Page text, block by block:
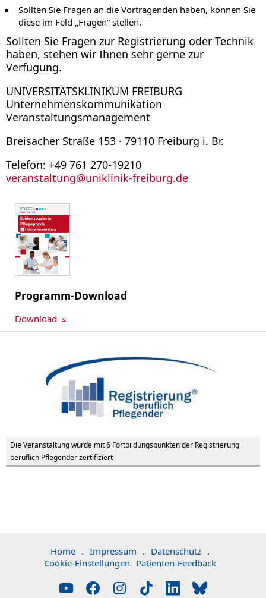
Sollten Sie Fragen an die Vortragenden haben, können Sie
diese im Feld „Fragen“ stellen.
Sollten Sie Fragen zur Registrierung oder Technik
haben, stehen wir Ihnen sehr gerne zur
Verfügung.
UNIVERSITÄTSKLINIKUM FREIBURG
Unternehmenskommunikation
Veranstaltungsmanagement
Breisacher Straße 153 · 79110 Freiburg i. Br.
Telefon: +49 761 270-19210
veranstaltung@uniklinik-freiburg.de
Programm-Download
Download
Die Veranstaltung wurde mit 6 Fortbildungspunkten der Registrierung
beruflich Pflegender zertifiziert
Home . Impressum . Datenschutz .
Cookie-Einstellungen Patienten-Feedback